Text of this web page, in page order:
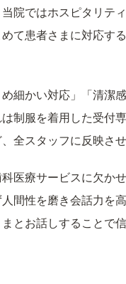
院ではホスピタリテ
て患者さまに対応す
細かい対応」「清潔
制服を着用した受付
全スタッフに反映させ
医療サービスに欠か
間性を磨き会話力を
とお話しすることで